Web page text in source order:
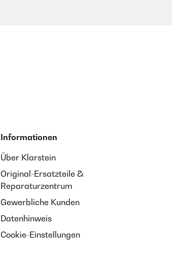
Informationen
Über Klarstein
Original-Ersatzteile &
Reparaturzentrum
Gewerbliche Kunden
Datenhinweis
Cookie-Einstellungen